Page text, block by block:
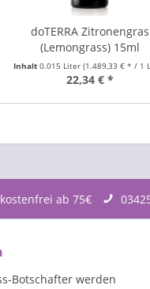
doTERRA Zitronengras
(Lemongrass) 15ml
Inhalt 0.015 Liter (1.489,33 € * / 1
22,34 € *
ab 75€
Botschafter werden